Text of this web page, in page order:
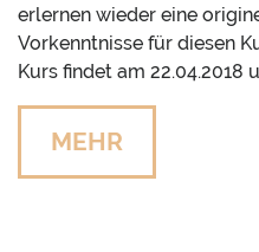
erlernen wieder eine
Vorkenntnisse für diesen
Kurs findet am 22.04.2018
MEHR